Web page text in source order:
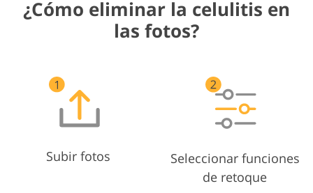
¿Cómo eliminar la celulitis en
las fotos?
Subir fotos
Seleccionar funciones
de retoque